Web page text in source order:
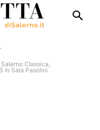
Salerno Classica,
in Sala Pasolini